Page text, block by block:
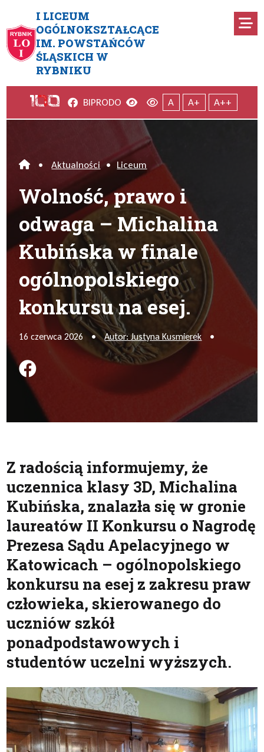
I LICEUM
OGÓLNOKSZTAŁCĄCE
IM. POWSTAŃCÓW
ŚLĄSKICH W
RYBNIKU
Wolność, prawo i odwaga –
Facebook
BIPRODO Wersja kontrastowa
Wersja domyślna
A A+ A++
Home
• Aktualności • Liceum
Wolność, prawo i
odwaga – Michalina
Kubińska w finale
ogólnopolskiego
konkursu na esej.
16 czerwca 2026 • Autor: Justyna Kusmierek •
Podziel się na FB
Z radością informujemy, że
uczennica klasy 3D, Michalina
Kubińska, znalazła się w gronie
laureatów II Konkursu o Nagrodę
Prezesa Sądu Apelacyjnego w
Katowicach – ogólnopolskiego
konkursu na esej z zakresu praw
człowieka, skierowanego do
uczniów szkół
ponadpodstawowych i
studentów uczelni wyższych.